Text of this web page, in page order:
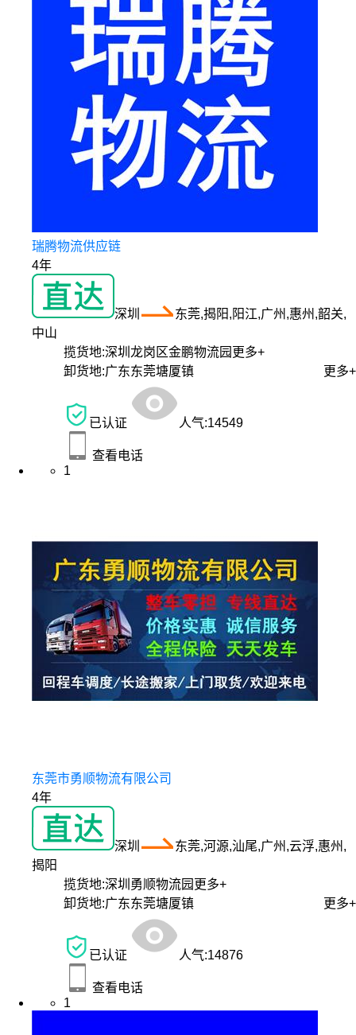
瑞腾物流供应链
4年
深圳
东莞,揭阳,阳江,广州,惠州,韶关,
中山
揽货地:深圳龙岗区金鹏物流园 更多+
卸货地:广东东莞塘厦镇 更多+
已认证 人气:14549
查看电话
1
东莞市勇顺物流有限公司
4年
深圳
东莞,河源,汕尾,广州,云浮,惠州,
揭阳
揽货地:深圳勇顺物流园 更多+
卸货地:广东东莞塘厦镇 更多+
已认证 人气:14876
查看电话
1